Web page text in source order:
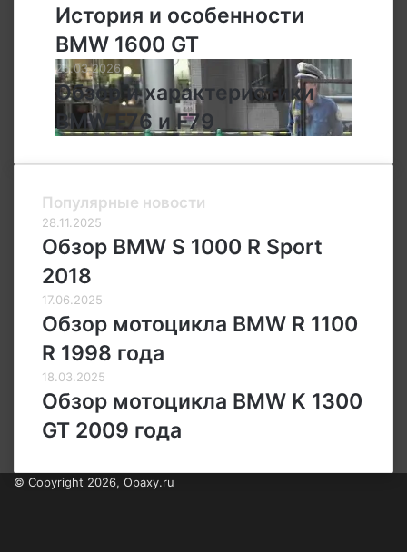
Series
и
особенности
BMW
1600
GT
История и особенности
BMW 1600 GT
Обзор
и
характеристики
BMW
и
25.03.2026
Обзор и характеристики
BMW F76 и F79
Популярные новости
28.11.2025
Обзор BMW S 1000 R Sport
2018
17.06.2025
Обзор мотоцикла BMW R 1100
R 1998 года
18.03.2025
Обзор мотоцикла BMW K 1300
GT 2009 года
© Copyright 2026, Opaxy.ru